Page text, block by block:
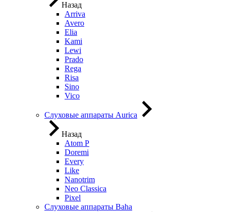
Назад
Arriva
Avero
Elia
Kami
Lewi
Prado
Rega
Risa
Sino
Vico
Слуховые аппараты Aurica
Назад
Atom P
Doremi
Every
Like
Nanotrim
Neo Classica
Pixel
Слуховые аппараты Baha